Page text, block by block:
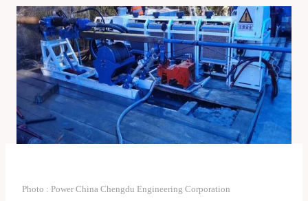
Photo : Power China Chengdu Engineering Corporation